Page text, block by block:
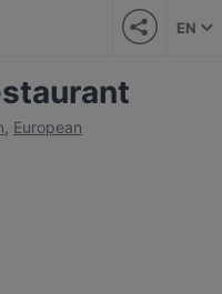
EN
, European